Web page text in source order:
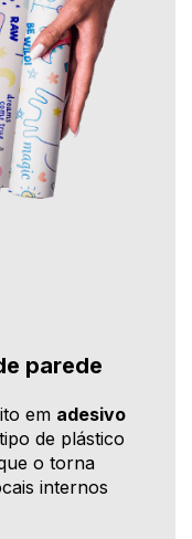
parede
em adesivo
de plástico
o torna
internos